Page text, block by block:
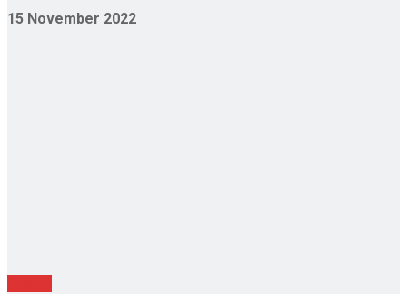
15 November 2022